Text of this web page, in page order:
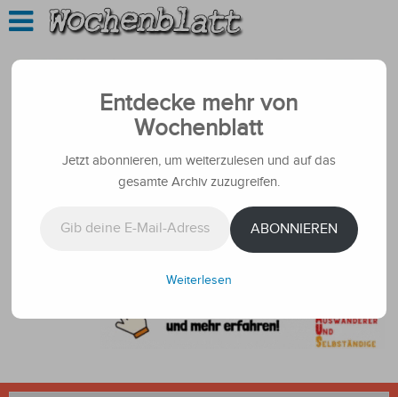
Entdecke mehr von
Wochenblatt
Jetzt abonnieren, um weiterzulesen und auf das
gesamte Archiv zuzugreifen.
ABONNIEREN
Weiterlesen